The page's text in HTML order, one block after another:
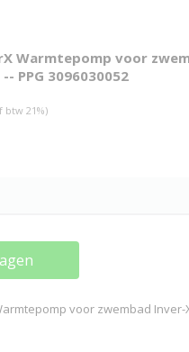
Warmtepomp voor
PPG 3096030052
btw 21%)
voor zwembad Inver-